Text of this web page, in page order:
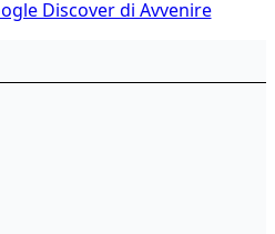
Discover di Avvenire